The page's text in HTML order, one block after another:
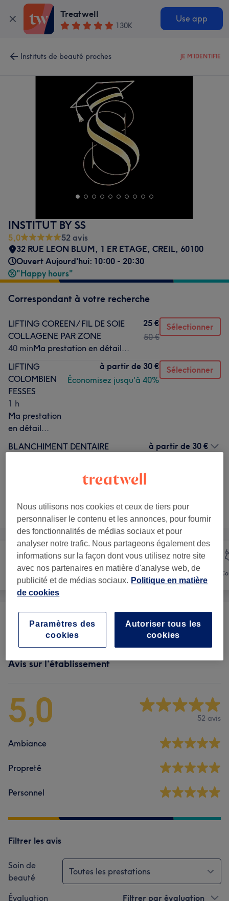
Treatwell
130K
Use app
Instituts de beauté proches JE M'IDENTIFIE
INSTITUT BY SS
5,0
52 avis
32 RUE LEON BLUM, 1 ER ETAGE, CREIL, 60100
Ouvert Aujourd'hui: 10:00 - 20:30
"Happy hours"
Correspondant à votre recherche
LIFTING COREEN / FIL DE SOIE
COLLAGENE PAR ZONE
40 minMa prestation en détail...
25 €
50 €
Sélectionner
LIFTING
COLOMBIEN
FESSES
1 h
Ma prestation
en détail...
à partir de 30 €
Économisez jusqu'à 40%
Sélectionner
BLANCHIMENT DENTAIRE
Ma prestation en détail...
à partir de 30 €
Ce n'est pas ce que vous recherchiez ?
Recherchez dans notre liste de prestations
Manucure et
Beauté des pieds
Visage
Visage (8) à partir de 20 €
Avis sur l'établissement
5,0 52 avis
Ambiance
Propreté
Personnel
Filtrer les avis
Soin de
beauté
Toutes les prestations
Évaluation Filtrer par évaluation
Nous utilisons nos cookies et ceux de tiers pour
personnaliser le contenu et les annonces, pour fournir
des fonctionnalités de médias sociaux et pour
analyser notre trafic. Nous partageons également des
informations sur la façon dont vous utilisez notre site
avec nos partenaires en matière d'analyse web, de
publicité et de médias sociaux. Politique en matière
de cookies
Autoriser tous les
cookies
Paramètres des
cookies